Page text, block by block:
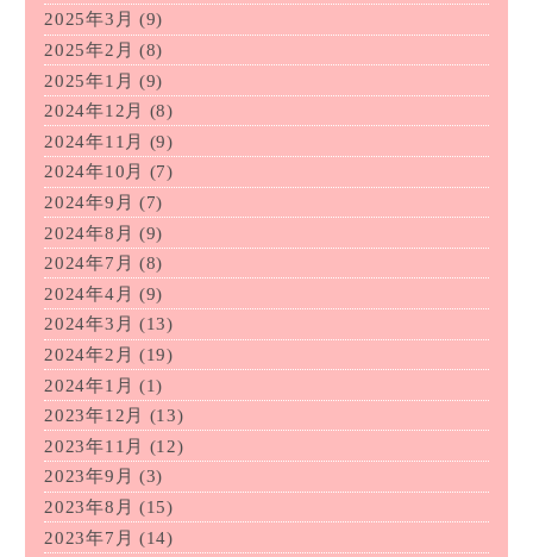
2025年3月 (9)
2025年2月 (8)
2025年1月 (9)
2024年12月
(8)
2024年11月
(9)
2024年10月
(7)
2024年9月 (7)
2024年8月 (9)
2024年7月 (8)
2024年4月 (9)
2024年3月 (13)
2024年2月 (19)
2024年1月 (1)
2023年12月
(13)
2023年11月
(12)
2023年9月 (3)
2023年8月 (15)
2023年7月 (14)